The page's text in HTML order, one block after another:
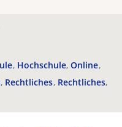
Hochschule Online
Rechtliches Rechtliches